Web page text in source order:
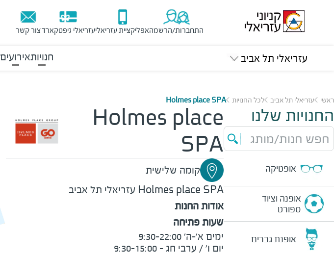
התחברות/הרשמהאפליקציית עזריאליעזריאלי גיפטקארדצור קשר
עזריאלי תל אביב חנויותאירועים
ראשי עזריאלי תל אביב לכל החנויות Holmes place SPA
החנויות שלנו
חפש חנות/מותג
אופטיקה
אופנה וציוד
ספורט
אופנת גברים
Holmes place
SPA
קומה שלישית
Holmes place SPA עזריאלי תל אביב
אודות החנות
שעות פתיחה